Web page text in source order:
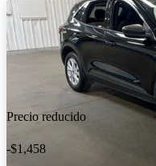
Precio reducido
-$1,458